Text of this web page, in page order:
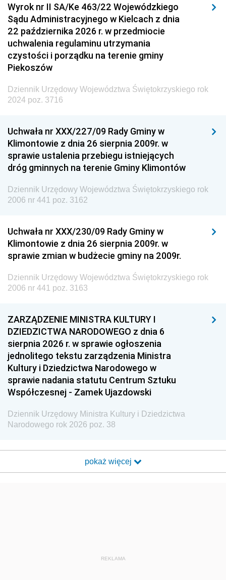
Wyrok nr II SA/Ke 463/22 Wojewódzkiego
Sądu Administracyjnego w Kielcach z dnia
22 października 2026 r. w przedmiocie
uchwalenia regulaminu utrzymania
czystości i porządku na terenie gminy
Piekoszów
Dziennik Urzędowy Województwa Świętokrzyskiego rok
2024 poz. 3716
Uchwała nr XXX/227/09 Rady Gminy w
Klimontowie z dnia 26 sierpnia 2009r. w
sprawie ustalenia przebiegu istniejących
dróg gminnych na terenie Gminy Klimontów
Dziennik Urzędowy Województwa Świętokrzyskiego rok
2006 nr 441 poz. 3162
Uchwała nr XXX/230/09 Rady Gminy w
Klimontowie z dnia 26 sierpnia 2009r. w
sprawie zmian w budżecie gminy na 2009r.
Dziennik Urzędowy Województwa Świętokrzyskiego rok
2006 nr 441 poz. 3163
ZARZĄDZENIE MINISTRA KULTURY I
DZIEDZICTWA NARODOWEGO z dnia 6
sierpnia 2026 r. w sprawie ogłoszenia
jednolitego tekstu zarządzenia Ministra
Kultury i Dziedzictwa Narodowego w
sprawie nadania statutu Centrum Sztuku
Współczesnej - Zamek Ujazdowski
Dziennik Urzędowy Ministra Kultury i Dziedzictwa
Narodowego rok 2026 poz. 38
pokaż więcej
REKLAMA